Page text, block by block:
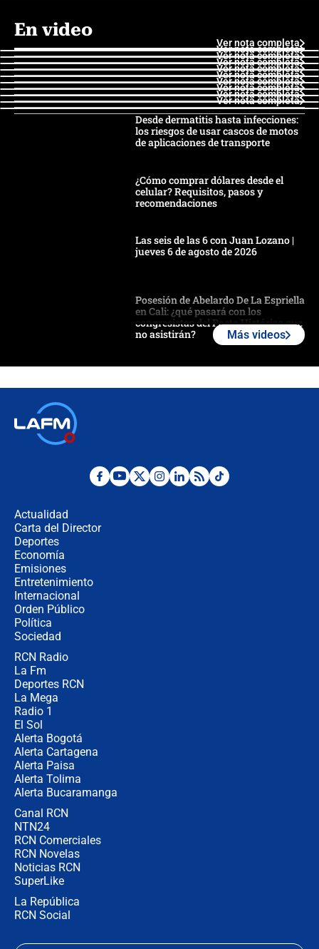
En video
Ver nota completa
Ver nota completa
Ver nota completa
Ver nota completa
Ver nota completa
Ver nota completa
Ver nota completa
Ver nota completa
Ver nota completa
Ver nota completa
Desde dermatitis hasta infecciones:
los riesgos de usar cascos de motos
de aplicaciones de transporte
¿Cómo comprar dólares desde el
celular? Requisitos, pasos y
recomendaciones
Las seis de las 6 con Juan Lozano |
jueves 6 de agosto de 2026
Posesión de Abelardo De La Espriella
en Cali: ¿qué pasará con los
congresistas del Pacto Histórico que
no asistirán?
¿Por qué De la Espriella gobernará
Más videos
Actualidad
Carta del Director
Deportes
Economía
Emisiones
Entretenimiento
Internacional
Orden Público
Política
Sociedad
RCN Radio
La Fm
Deportes RCN
La Mega
Radio 1
El Sol
Alerta Bogotá
Alerta Cartagena
Alerta Paisa
Alerta Tolima
Alerta Bucaramanga
Canal RCN
NTN24
RCN Comerciales
RCN Novelas
Noticias RCN
SuperLike
La República
RCN Social